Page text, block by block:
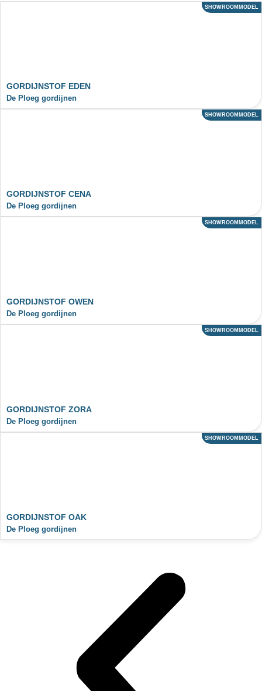
ACTIE
SHOWROOMMODEL
GORDIJNSTOF EDEN
De Ploeg gordijnen
ACTIE
SHOWROOMMODEL
GORDIJNSTOF CENA
De Ploeg gordijnen
ACTIE
SHOWROOMMODEL
GORDIJNSTOF OWEN
De Ploeg gordijnen
ACTIE
SHOWROOMMODEL
GORDIJNSTOF ZORA
De Ploeg gordijnen
ACTIE
SHOWROOMMODEL
GORDIJNSTOF OAK
De Ploeg gordijnen